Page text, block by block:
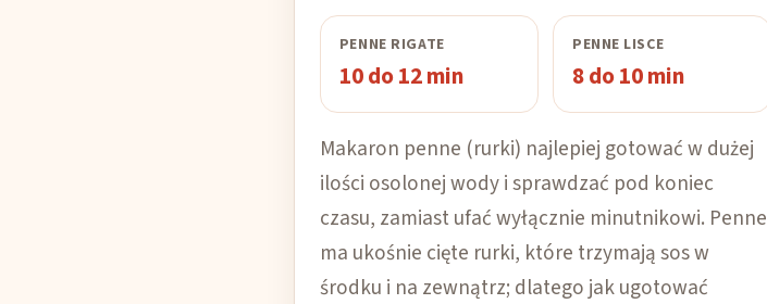
PENNE RIGATE
10 do 12 min
PENNE LISCE
8 do 10 min
Makaron penne (rurki) najlepiej gotować w dużej
ilości osolonej wody i sprawdzać pod koniec
czasu, zamiast ufać wyłącznie minutnikowi. Penne
ma ukośnie cięte rurki, które trzymają sos w
środku i na zewnątrz; dlatego jak ugotować